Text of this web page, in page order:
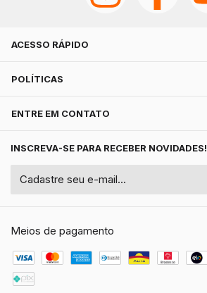
ACESSO RÁPIDO
POLÍTICAS
ENTRE EM CONTATO
INSCREVA-SE PARA RECEBER NOVIDADES!
Meios de pagamento